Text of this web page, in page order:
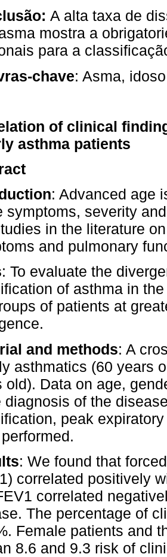
A alta taxa de
mostra a
para a
chave: Asma,
of clinical
asthma patients
: Advanced age
symptoms, severity
in the literature
and pulmonary
: To evaluate the
of asthma in
of patients at
and methods: A
asthmatics (60 years
old). Data on age,
diagnosis of the
peak
: We found that
correlated positively
correlated
The percentage of
Female patients and
8.6 and 9.3 risk of